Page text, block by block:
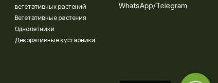
вегетативных растений
Вегетативные растения
Однолетники
Декоративные кустарники
WhatsApp/Telegram